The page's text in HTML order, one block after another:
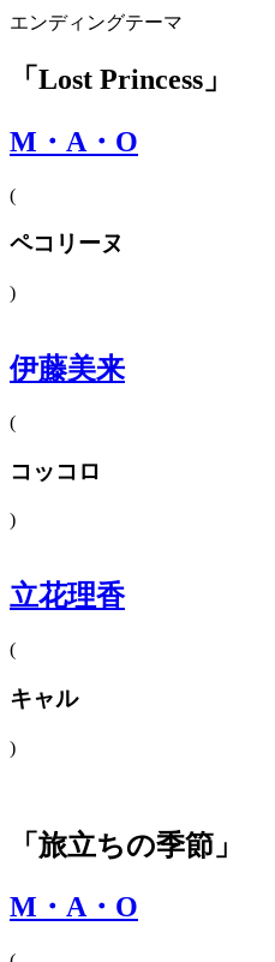
エンディングテーマ
「Lost Princess」
M・A・O
(
ペコリーヌ
)
伊藤美来
(
コッコロ
)
立花理香
(
キャル
)
「旅立ちの季節」
M・A・O